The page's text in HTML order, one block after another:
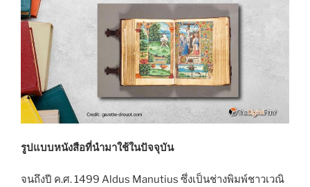
รูปแบบหนังสือที่นำมาใช้ในปัจจุบัน
จนถึงปี ค.ศ. 1499 Aldus Manutius ซึ่งเป็นช่างพิมพ์ชาวเวณิ